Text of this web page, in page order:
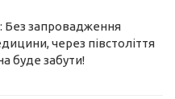
запровадження
через півстоліття
буде забути!